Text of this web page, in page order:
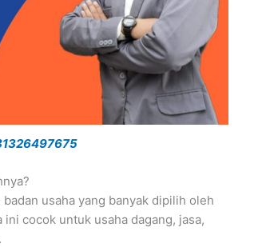
badan usaha yang banyak dipilih oleh
cocok untuk usaha dagang, jasa,